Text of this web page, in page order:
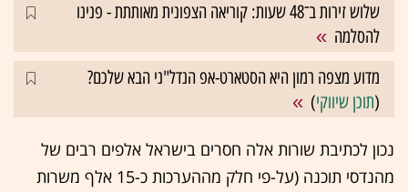
שלוש זירות ב־48 שעות: קוריאה הצפונית מאותתת - פנינו
להסלמה
מדוע מצפה רמון היא הסטארט-אפ הנדל"ני הבא שלכם?
(תוכן שיווקי)
נכון לכתיבת שורות אלה חסרים בישראל אלפים רבים של
מהנדסי תוכנה (על-פי חלק מההערכות כ-15 אלף משרות